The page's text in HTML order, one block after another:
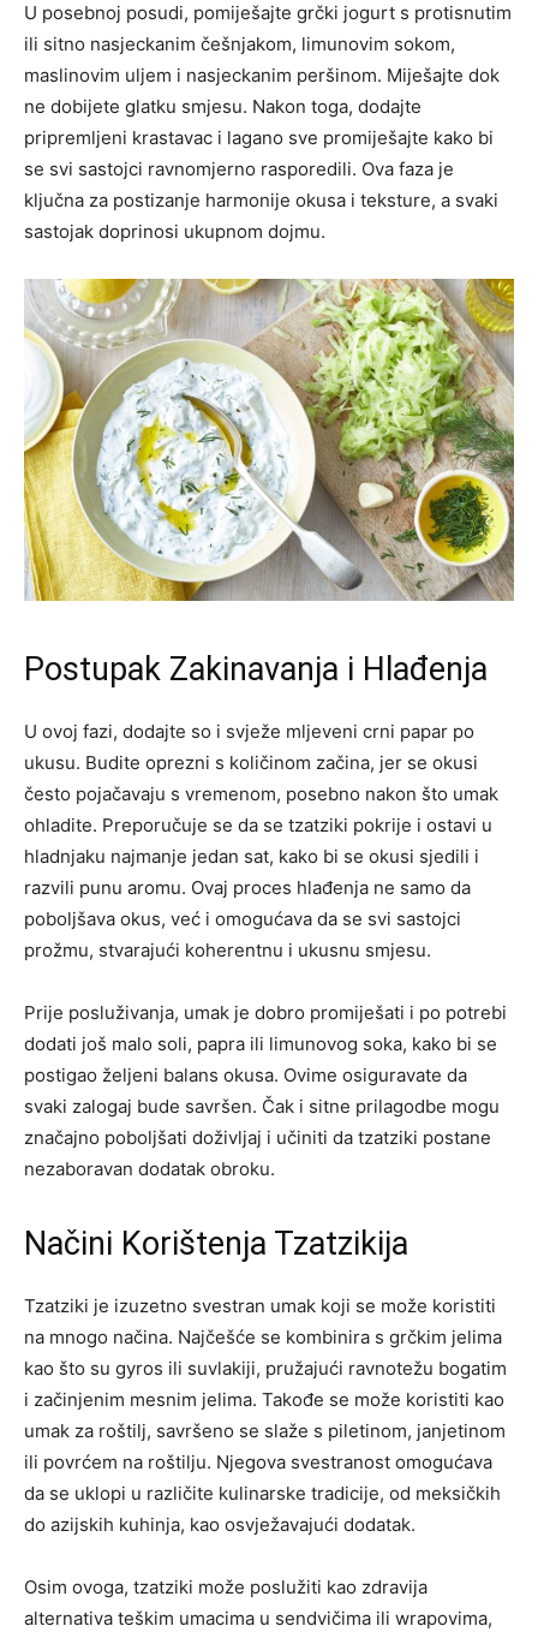
U posebnoj posudi, pomiješajte grčki jogurt s protisnutim
ili sitno nasjeckanim češnjakom, limunovim sokom,
maslinovim uljem i nasjeckanim peršinom. Miješajte dok
ne dobijete glatku smjesu. Nakon toga, dodajte
pripremljeni krastavac i lagano sve promiješajte kako bi
se svi sastojci ravnomjerno rasporedili. Ova faza je
ključna za postizanje harmonije okusa i teksture, a svaki
sastojak doprinosi ukupnom dojmu.
Postupak Zakinavanja i Hlađenja
U ovoj fazi, dodajte so i svježe mljeveni crni papar po
ukusu. Budite oprezni s količinom začina, jer se okusi
često pojačavaju s vremenom, posebno nakon što umak
ohladite. Preporučuje se da se tzatziki pokrije i ostavi u
hladnjaku najmanje jedan sat, kako bi se okusi sjedili i
razvili punu aromu. Ovaj proces hlađenja ne samo da
poboljšava okus, već i omogućava da se svi sastojci
prožmu, stvarajući koherentnu i ukusnu smjesu.
Prije posluživanja, umak je dobro promiješati i po potrebi
dodati još malo soli, papra ili limunovog soka, kako bi se
postigao željeni balans okusa. Ovime osiguravate da
svaki zalogaj bude savršen. Čak i sitne prilagodbe mogu
značajno poboljšati doživljaj i učiniti da tzatziki postane
nezaboravan dodatak obroku.
Načini Korištenja Tzatzikija
Tzatziki je izuzetno svestran umak koji se može koristiti
na mnogo načina. Najčešće se kombinira s grčkim jelima
kao što su gyros ili suvlakiji, pružajući ravnotežu bogatim
i začinjenim mesnim jelima. Takođe se može koristiti kao
umak za roštilj, savršeno se slaže s piletinom, janjetinom
ili povrćem na roštilju. Njegova svestranost omogućava
da se uklopi u različite kulinarske tradicije, od meksičkih
do azijskih kuhinja, kao osvježavajući dodatak.
Osim ovoga, tzatziki može poslužiti kao zdravija
alternativa teškim umacima u sendvičima ili wrapovima,